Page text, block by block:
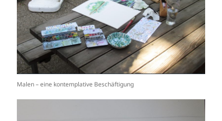
Malen – eine kontemplative Beschäftigung